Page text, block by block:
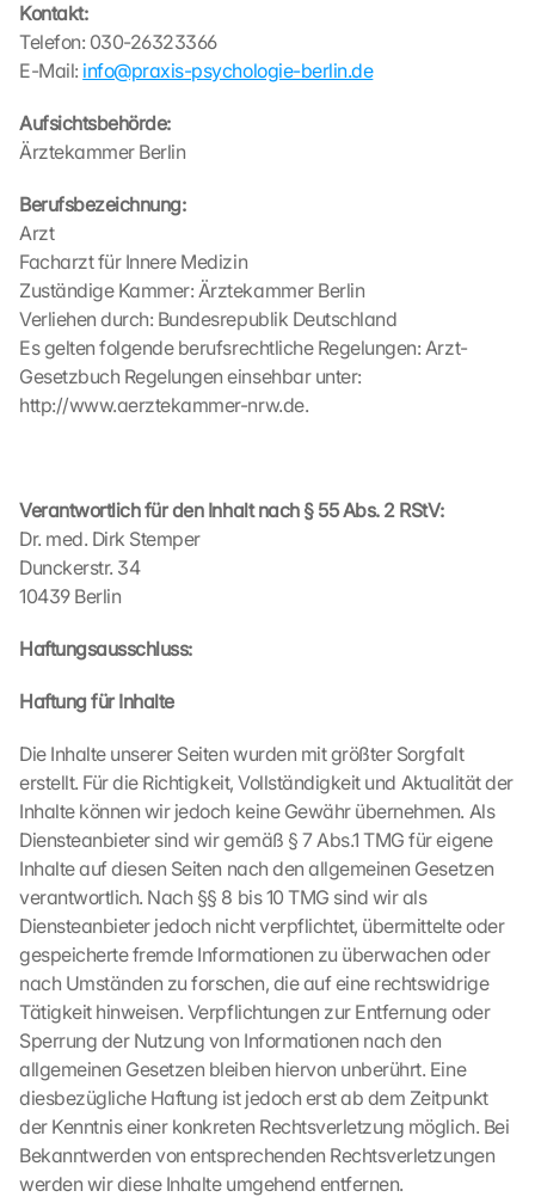
Kontakt:
Telefon: 030-26323366
E-Mail: info@praxis-psychologie-berlin.de
Aufsichtsbehörde:
Ärztekammer Berlin
Berufsbezeichnung:
Arzt
Facharzt für Innere Medizin
Zuständige Kammer: Ärztekammer Berlin
Verliehen durch: Bundesrepublik Deutschland
Es gelten folgende berufsrechtliche Regelungen: Arzt-
Gesetzbuch Regelungen einsehbar unter:
http://www.aerztekammer-nrw.de.
Verantwortlich für den Inhalt nach § 55 Abs. 2 RStV:
Dr. med. Dirk Stemper
Dunckerstr. 34
10439 Berlin
Haftungsausschluss:
Haftung für Inhalte
Die Inhalte unserer Seiten wurden mit größter Sorgfalt
erstellt. Für die Richtigkeit, Vollständigkeit und Aktualität der
Inhalte können wir jedoch keine Gewähr übernehmen. Als
Diensteanbieter sind wir gemäß § 7 Abs.1 TMG für eigene
Inhalte auf diesen Seiten nach den allgemeinen Gesetzen
verantwortlich. Nach §§ 8 bis 10 TMG sind wir als
Diensteanbieter jedoch nicht verpflichtet, übermittelte oder
gespeicherte fremde Informationen zu überwachen oder
nach Umständen zu forschen, die auf eine rechtswidrige
Tätigkeit hinweisen. Verpflichtungen zur Entfernung oder
Sperrung der Nutzung von Informationen nach den
allgemeinen Gesetzen bleiben hiervon unberührt. Eine
diesbezügliche Haftung ist jedoch erst ab dem Zeitpunkt
der Kenntnis einer konkreten Rechtsverletzung möglich. Bei
Bekanntwerden von entsprechenden Rechtsverletzungen
werden wir diese Inhalte umgehend entfernen.
G
g
l
e
M
a
p
s
K
a
r